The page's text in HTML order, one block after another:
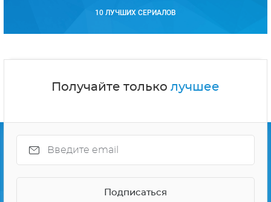
10 ЛУЧШИХ СЕРИАЛОВ
Получайте только лучшее